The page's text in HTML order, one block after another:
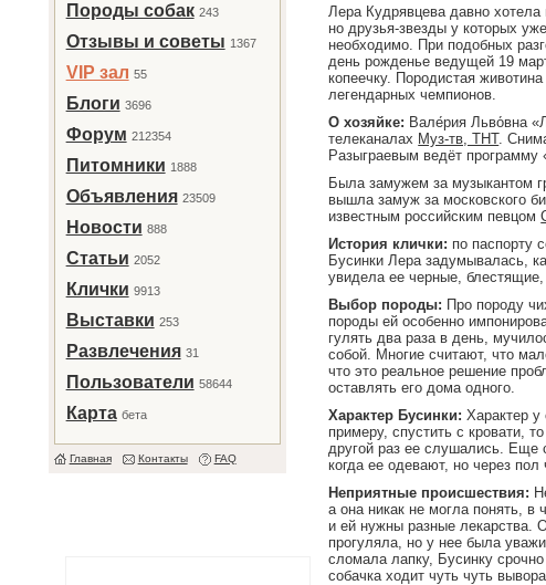
Породы собак 243
Отзывы и советы 1367
VIP зал 55
Блоги 3696
Форум 212354
Питомники 1888
Объявления 23509
Новости 888
Статьи 2052
Клички 9913
Выставки 253
Развлечения 31
Пользователи 58644
Карта бета
Главная Контакты FAQ
Лера Кудрявцева давно
но друзья-звезды у которых
необходимо. При подобных
день рожденье ведущей 19
копеечку. Породистая
легендарных чемпионов.
О хозяйке: Вале́рия Льво́вна
телеканалах Муз-тв, ТНТ.
Разыграевым ведёт программу
Была замужем за музыкантом
вышла замуж за московского
известным российским певцом
История клички: по паспорту
Бусинки Лера задумывалась,
увидела ее черные, блестящие,
Выбор породы: Про породу
породы ей особенно
гулять два раза в день,
собой. Многие считают, что
что это реальное решение
оставлять его дома одного.
Характер Бусинки: Характер
примеру, спустить с кровати,
другой раз ее слушались. Еще
когда ее одевают, но через
Неприятные происшествия:
а она никак не могла понять, в
и ей нужны разные лекарства.
прогуляла, но у нее была
сломала лапку, Бусинку
собачка ходит чуть чуть